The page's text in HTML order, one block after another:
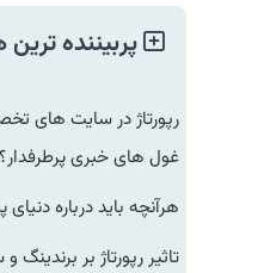
پربیننده ترین
رپورتاژ در سایت های
غول های خبری پرطرفدار؟
هرآنچه باید درباره دنیای
تاثیر رپورتاژ بر برندینگ و